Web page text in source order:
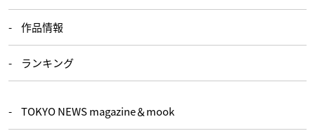
作品情報
ランキング
TOKYO NEWS magazine＆mook